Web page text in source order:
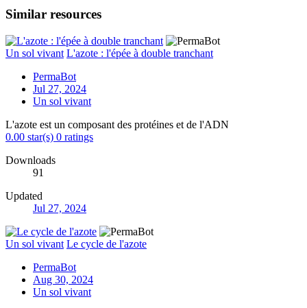
Similar resources
Un sol vivant L'azote : l'épée à double tranchant
PermaBot
Jul 27, 2024
Un sol vivant
L'azote est un composant des protéines et de l'ADN
0.00 star(s) 0 ratings
Downloads
91
Updated
Jul 27, 2024
Un sol vivant Le cycle de l'azote
PermaBot
Aug 30, 2024
Un sol vivant